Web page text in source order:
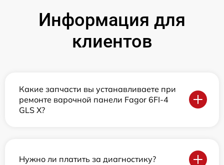
Информация для
клиентов
Какие запчасти вы устанавливаете при
ремонте варочной панели Fagor 6FI-4
GLS X?
Нужно ли платить за диагностику?